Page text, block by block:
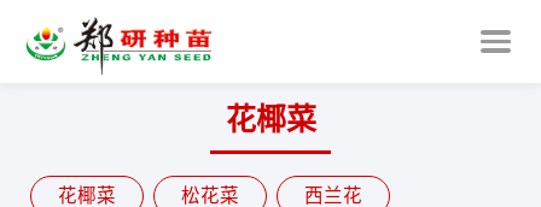
花椰菜
花椰菜 松花菜 西兰花